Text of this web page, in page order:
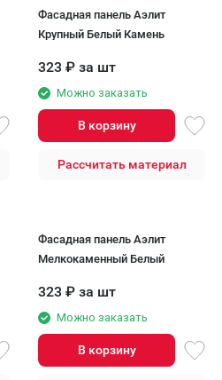
Фасадная панель Аэлит
Крупный Белый Камень
323 ₽ за шт
Можно заказать
В корзину
Рассчитать материал
Фасадная панель Аэлит
Мелкокаменный Белый
323 ₽ за шт
Можно заказать
В корзину